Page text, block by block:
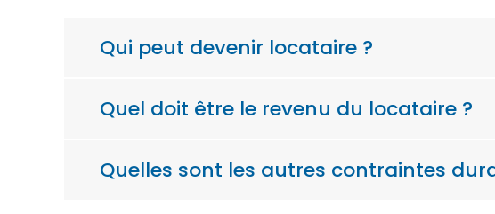
Qui peut devenir locataire ?
Quel doit être le revenu du locataire ?
Quelles sont les autres contraintes